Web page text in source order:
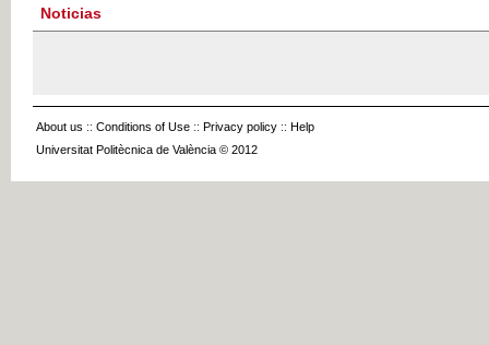
Noticias
About us :: Conditions of Use :: Privacy policy :: Help
Universitat Politècnica de València © 2012